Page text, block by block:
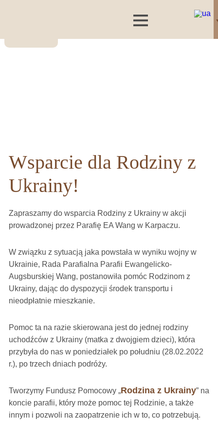
Wsparcie dla Rodziny z
Ukrainy!
Zapraszamy do wsparcia Rodziny z Ukrainy w akcji
prowadzonej przez Parafię EA Wang w Karpaczu.
W związku z sytuacją jaka powstała w wyniku wojny w
Ukrainie, Rada Parafialna Parafii Ewangelicko-
Augsburskiej Wang, postanowiła pomóc Rodzinom z
Ukrainy, dając do dyspozycji środek transportu i
nieodpłatnie mieszkanie.
Pomoc ta na razie skierowana jest do jednej rodziny
uchodźców z Ukrainy (matka z dwojgiem dzieci), która
przybyła do nas w poniedziałek po południu (28.02.2022
r.), po trzech dniach podróży.
Tworzymy Fundusz Pomocowy „Rodzina z Ukrainy” na
koncie parafii, który może pomoc tej Rodzinie, a także
innym i pozwoli na zaopatrzenie ich w to, co potrzebują.